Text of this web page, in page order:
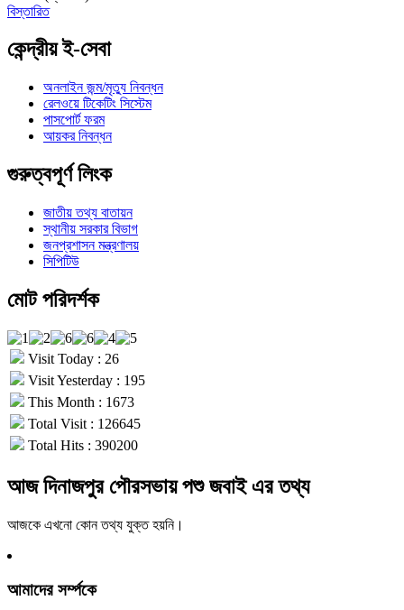
বিস্তারিত
কেন্দ্রীয় ই-সেবা
অনলাইন জন্ম/মৃত্যু নিবন্ধন
রেলওয়ে টিকেটিং সিস্টেম
পাসপোর্ট ফরম
আয়কর নিবন্ধন
গুরুত্বপূর্ণ লিংক
জাতীয় তথ্য বাতায়ন
স্থানীয় সরকার বিভাগ
জনপ্রশাসন মন্ত্রণালয়
সিপিটিউ
মোট পরিদর্শক
Visit Today : 26
Visit Yesterday : 195
This Month : 1673
Total Visit : 126645
Total Hits : 390200
আজ দিনাজপুর পৌরসভায় পশু জবাই এর তথ্য
আজকে এখনো কোন তথ্য যুক্ত হয়নি।
আমাদের সর্ম্পকে